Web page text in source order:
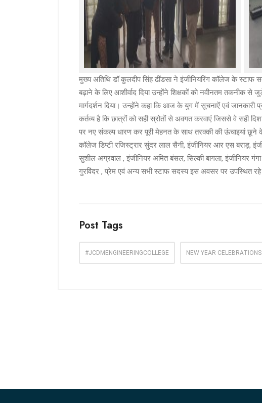
मुख्य अतिथि डॉ कुलदीप सिंह ढींडसा ने इंजीनियरिंग कॉलेज के
बढ़ाने के लिए आशीर्वाद दिया उन्होंने शिक्षकों को नवीनतम तकनीक से
मार्गदर्शन दिया। उन्होंने कहा कि आज के युग में सूचनाऐं एवं
कर्तव्य है कि छात्रों को सही स्रोतों से अवगत करवाएं जिससे वे सही
पर नए संकल्प धारण कर पूरी मेहनत के साथ तरक्की की ऊंचाइयां छूने
कॉलेज डिप्टी रजिस्ट्रार सुंदर लाल सैनी, इंजीनियर आर एस बराड़,
सुशील अग्रवाल , इंजीनियर अमित बंसल, सिल्की बागला, इंजीनियर
गुरविंदर , प्रेम एवं अन्य सभी स्टाफ सदस्य इस अवसर पर उपस्थित रहे
Post Tags
#JCDMENGINEERINGCOLLEGE NEW YEAR CELEBRATIONS